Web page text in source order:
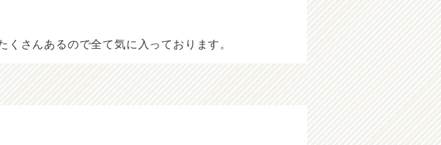
さんあるので全て気に入っております。